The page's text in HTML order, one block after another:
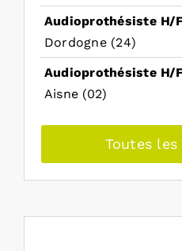
Audioprothésiste H/
Dordogne (24)
Audioprothésiste H/
Aisne (02)
Toutes les